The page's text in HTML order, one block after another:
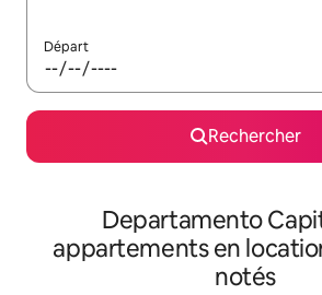
Départ
Rechercher
Departamento
appartements en
notés